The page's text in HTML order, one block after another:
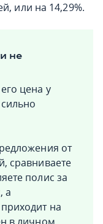
или на 14,29%.
не
цена у
от
сравниваете
полис за
а
на